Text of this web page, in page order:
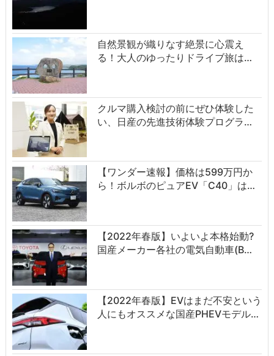
自然景観が織りなす絶景に心震え
る！大人のゆったりドライブ旅は…
クルマ購入検討の前にぜひ体験した
い、日産の先進技術体験プログラ…
【ワンダー速報】価格は599万円か
ら！ボルボのピュアEV「C40」は…
【2022年春版】いよいよ本格始動?
国産メーカー各社の電気自動車(B…
【2022年春版】EVはまだ不安という
人にもオススメな国産PHEVモデル…